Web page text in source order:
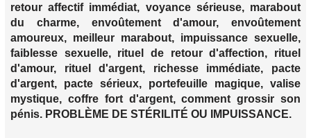
retour affectif immédiat, voyance sérieuse, marabout
du charme, envoûtement d'amour, envoûtement
amoureux, meilleur marabout, impuissance sexuelle,
faiblesse sexuelle, rituel de retour d'affection, rituel
d'amour, rituel d'argent, richesse immédiate, pacte
d'argent, pacte sérieux, portefeuille magique, valise
mystique, coffre fort d'argent, comment grossir son
pénis. PROBLÈME DE STÉRILITÉ OU IMPUISSANCE.